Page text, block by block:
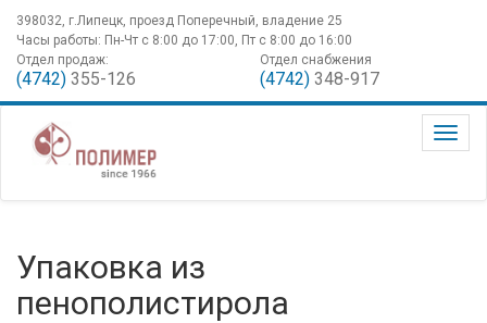
398032, г.Липецк, проезд Поперечный, владение 25
Часы работы: Пн-Чт с 8:00 до 17:00, Пт с 8:00 до 16:00
Отдел продаж:
(4742) 355-126
Отдел снабжения
(4742) 348-917
Упаковка из
пенополистирола